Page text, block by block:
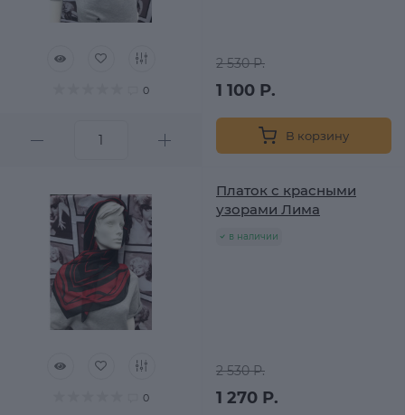
0
2 530 Р.
1 100 Р.
В корзину
0
Платок с красными
узорами Лима
в наличии
2 530 Р.
1 270 Р.